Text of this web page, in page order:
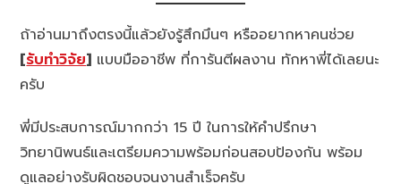
ถ้าอ่านมาถึงตรงนี้แล้วยังรู้สึกมึนๆ หรืออยากหาคนช่วย
[รับทำวิจัย] แบบมืออาชีพ ที่การันตีผลงาน ทักหาพี่ได้เลยนะ
ครับ
พี่มีประสบการณ์มากกว่า 15 ปี ในการให้คำปรึกษา
วิทยานิพนธ์และเตรียมความพร้อมก่อนสอบป้องกัน พร้อม
ดูแลอย่างรับผิดชอบจนงานสำเร็จครับ